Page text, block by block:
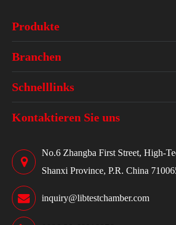
Produkte
Branchen
Schnelllinks
Kontaktieren Sie uns
No.6 Zhangba First Street, High-
Shanxi Province, P.R. China
inquiry@libtestchamber.com